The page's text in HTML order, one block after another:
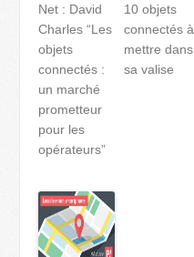
Net : David
Charles “Les
objets
connectés :
un marché
prometteur
pour les
opérateurs”
10 objets
connectés à
mettre dans
sa valise